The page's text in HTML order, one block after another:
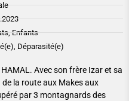
Enfants
Déparasité(e)
Avec son frère Izar et sa
la route aux Makes aux
par 3 montagnards des